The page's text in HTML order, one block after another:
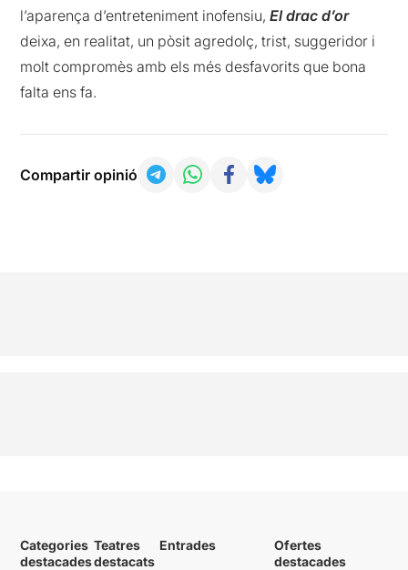
l’aparença d’entreteniment inofensiu,El drac d’or
deixa, en realitat, un pòsit agredolç, trist, suggeridor i
molt compromès amb els més desfavorits que bona
falta ens fa.
Compartir opinió
Categories
destacades
Teatres
destacats
Entrades
Ofertes
destacades